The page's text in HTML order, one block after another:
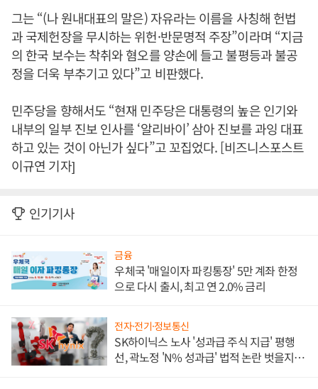
그는 “(나 원내대표의 말은) 자유라는 이름을 사칭해 헌법
과 국제헌장을 무시하는 위헌·반문명적 주장”이라며 “지금
의 한국 보수는 착취와 혐오를 양손에 들고 불평등과 불공
정을 더욱 부추기고 있다”고 비판했다.
민주당을 향해서도 “현재 민주당은 대통령의 높은 인기와
내부의 일부 진보 인사를 ‘알리바이’ 삼아 진보를 과잉 대표
하고 있는 것이 아닌가 싶다”고 꼬집었다. [비즈니스포스트
이규연 기자]
인기기사
금융
우체국 '매일이자 파킹통장' 5만 계좌 한정
으로 다시 출시, 최고 연 2.0% 금리
전자·전기·정보통신
SK하이닉스 노사 '성과급 주식 지급' 평행
선, 곽노정 'N% 성과급' 법적 논란 벗을지 주